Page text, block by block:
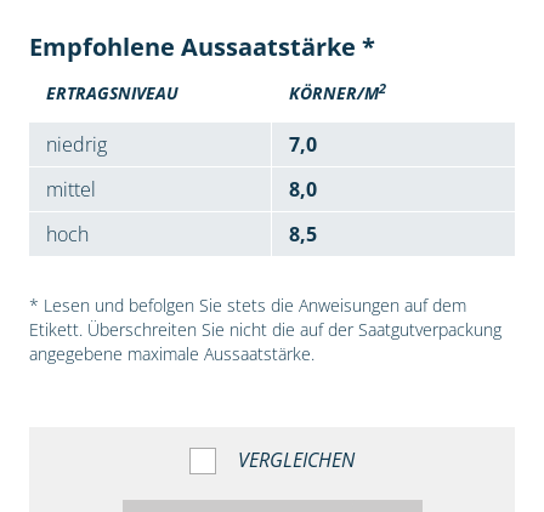
Empfohlene Aussaatstärke *
ERTRAGSNIVEAU KÖRNER/M2
niedrig
7,0
mittel
8,0
hoch
8,5
* Lesen und befolgen Sie stets die Anweisungen auf dem
Etikett. Überschreiten Sie nicht die auf der Saatgutverpackung
angegebene maximale Aussaatstärke.
VERGLEICHEN